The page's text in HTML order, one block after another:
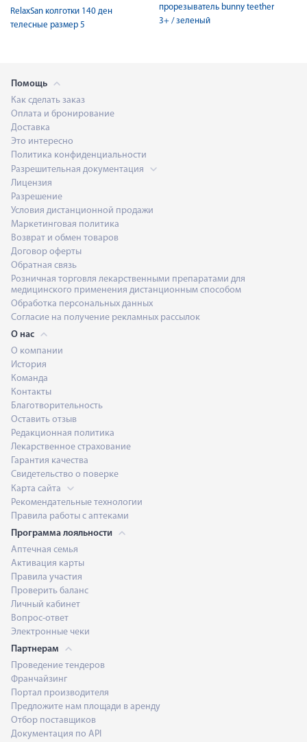
RelaxSan колготки 140 ден
телесные размер 5
прорезыватель bunny teether
3+ / зеленый
Помощь
Как сделать заказ
Оплата и бронирование
Доставка
Это интересно
Политика конфиденциальности
Разрешительная документация
Лицензия
Разрешение
Условия дистанционной продажи
Маркетинговая политика
Возврат и обмен товаров
Договор оферты
Обратная связь
Розничная торговля лекарственными препаратами для
медицинского применения дистанционным способом
Обработка персональных данных
Согласие на получение рекламных рассылок
О нас
О компании
История
Команда
Контакты
Благотворительность
Оставить отзыв
Редакционная политика
Лекарственное страхование
Гарантия качества
Свидетельство о поверке
Карта сайта
Рекомендательные технологии
Правила работы с аптеками
Программа лояльности
Аптечная семья
Активация карты
Правила участия
Проверить баланс
Личный кабинет
Вопрос-ответ
Электронные чеки
Партнерам
Проведение тендеров
Франчайзинг
Портал производителя
Предложите нам площади в аренду
Отбор поставщиков
Документация по API